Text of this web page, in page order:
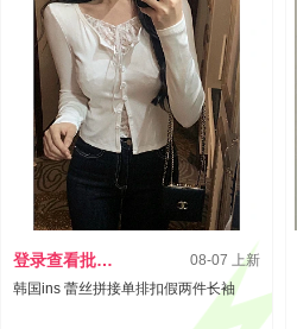
登录查看批发价
08-07 上新
韩国ins 蕾丝拼接单排扣假两件长袖